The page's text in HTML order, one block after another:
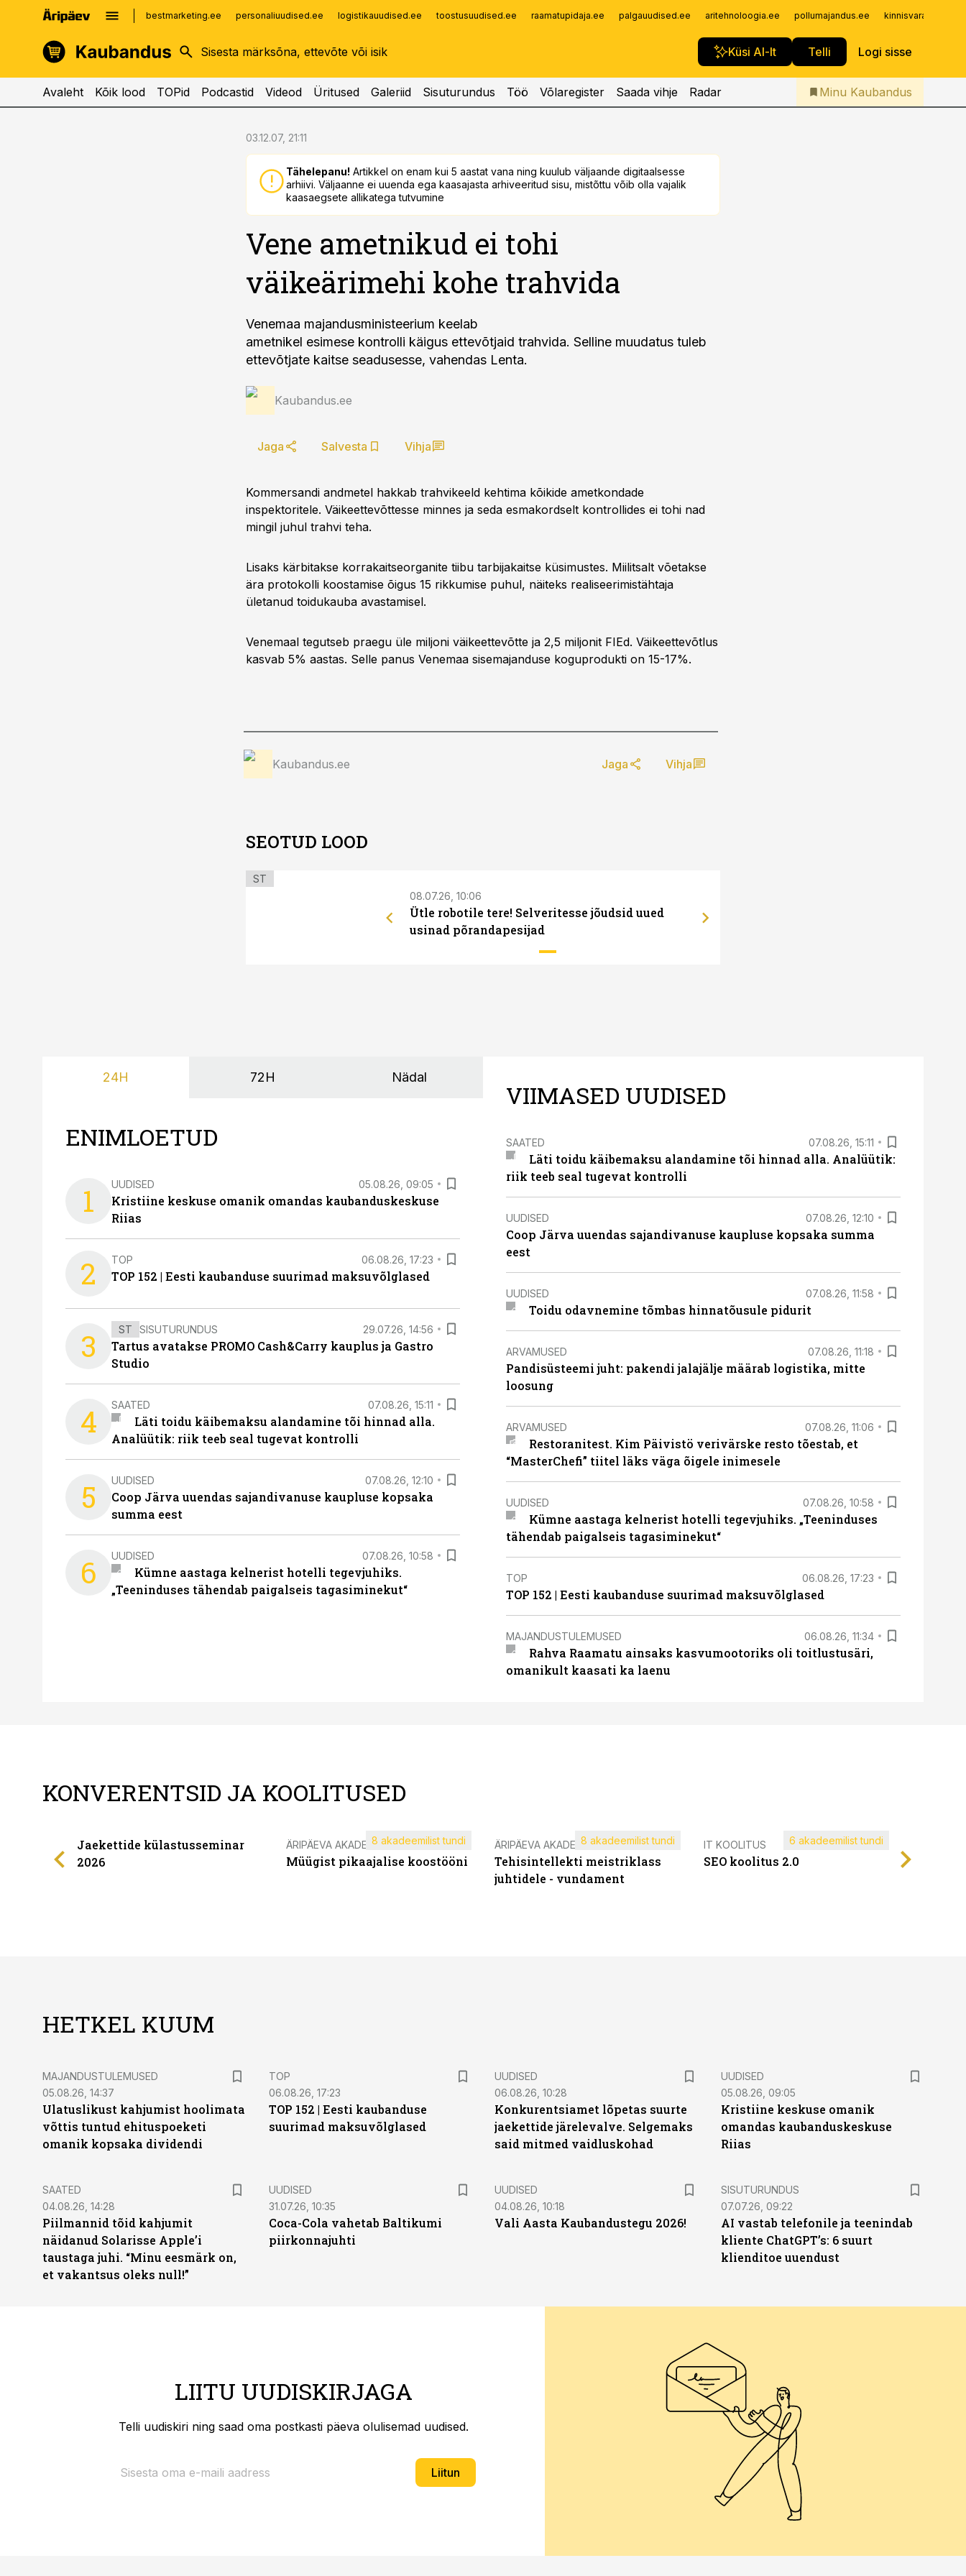
bestmarketing.ee personaliuudised.ee logistikauudised.ee toostusuudised.ee raamatupidaja.ee palgauudised.ee aritehnoloogia.ee pollumajandus.ee
Küsi AI-lt Telli Logi sisse
kinnisvarauudised.ee
logistikauudised.ee
imelineajalugu.ee
Infopank
Iseteenindus
Telli Kaubandus
Avaleht Kõik lood TOPid Podcastid Videod Üritused Galeriid Sisuturundus Töö Võlaregister Saada vihje Radar Minu Kaubandus
03.12.07, 21:11
Tähelepanu! Artikkel on enam kui 5 aastat vana ning kuulub väljaande digitaalsesse
arhiivi. Väljaanne ei uuenda ega kaasajasta arhiveeritud sisu, mistõttu võib olla vajalik
kaasaegsete allikatega tutvumine
Vene ametnikud ei tohi
väikeärimehi kohe trahvida
Venemaa majandusministeerium keelab
ametnikel esimese kontrolli käigus ettevõtjaid trahvida. Selline muudatus tuleb
ettevõtjate kaitse seadusesse, vahendas Lenta.
Kaubandus.ee
Jaga Salvesta Vihja
Kommersandi andmetel hakkab trahvikeeld kehtima kõikide ametkondade
inspektoritele. Väikeettevõttesse minnes ja seda esmakordselt kontrollides ei tohi nad
mingil juhul trahvi teha.
Lisaks kärbitakse korrakaitseorganite tiibu tarbijakaitse küsimustes. Miilitsalt võetakse
ära protokolli koostamise õigus 15 rikkumise puhul, näiteks realiseerimistähtaja
ületanud toidukauba avastamisel.
Venemaal tegutseb praegu üle miljoni väikeettevõtte ja 2,5 miljonit FIEd. Väikeettevõtlus
kasvab 5% aastas. Selle panus Venemaa sisemajanduse koguprodukti on 15-17%.
Kaubandus.ee Jaga Vihja
SEOTUD LOOD
ST
08.07.26, 10:06
Ütle robotile tere! Selveritesse jõudsid uued
usinad põrandapesijad
24H 72H Nädal
ENIMLOETUD
1 UUDISED 05.08.26, 09:05
Kristiine keskuse omanik omandas kaubanduskeskuse
Riias
2 TOP 06.08.26, 17:23
TOP 152 | Eesti kaubanduse suurimad maksuvõlglased
3 ST SISUTURUNDUS 29.07.26, 14:56
Tartus avatakse PROMO Cash&Carry kauplus ja Gastro
Studio
4 SAATED 07.08.26, 15:11
Läti toidu käibemaksu alandamine tõi hinnad alla.
Analüütik: riik teeb seal tugevat kontrolli
5 UUDISED 07.08.26, 12:10
Coop Järva uuendas sajandivanuse kaupluse kopsaka
summa eest
6 UUDISED 07.08.26, 10:58
Kümne aastaga kelnerist hotelli tegevjuhiks.
„Teeninduses tähendab paigalseis tagasiminekut“
VIIMASED UUDISED
SAATED 07.08.26, 15:11
Läti toidu käibemaksu alandamine tõi hinnad alla. Analüütik:
riik teeb seal tugevat kontrolli
UUDISED 07.08.26, 12:10
Coop Järva uuendas sajandivanuse kaupluse kopsaka summa
eest
UUDISED 07.08.26, 11:58
Toidu odavnemine tõmbas hinnatõusule pidurit
ARVAMUSED 07.08.26, 11:18
Pandisüsteemi juht: pakendi jalajälje määrab logistika, mitte
loosung
ARVAMUSED 07.08.26, 11:06
Restoranitest. Kim Päivistö verivärske resto tõestab, et
“MasterChefi” tiitel läks väga õigele inimesele
UUDISED 07.08.26, 10:58
Kümne aastaga kelnerist hotelli tegevjuhiks. „Teeninduses
tähendab paigalseis tagasiminekut“
TOP 06.08.26, 17:23
TOP 152 | Eesti kaubanduse suurimad maksuvõlglased
MAJANDUSTULEMUSED 06.08.26, 11:34
Rahva Raamatu ainsaks kasvumootoriks oli toitlustusäri,
omanikult kaasati ka laenu
KONVERENTSID JA KOOLITUSED
Jaekettide külastusseminar
2026
ÄRIPÄEVA AKADEEMIA
Müügist pikaajalise koostööni
8 akadeemilist tundi ÄRIPÄEVA AKADEEMIA
Tehisintellekti meistriklass
juhtidele - vundament
8 akadeemilist tundi IT KOOLITUS
SEO koolitus 2.0
6 akadeemilist tundi
HETKEL KUUM
MAJANDUSTULEMUSED
05.08.26, 14:37
Ulatuslikust kahjumist hoolimata
võttis tuntud ehituspoeketi
omanik kopsaka dividendi
TOP
06.08.26, 17:23
TOP 152 | Eesti kaubanduse
suurimad maksuvõlglased
UUDISED
06.08.26, 10:28
Konkurentsiamet lõpetas suurte
jaekettide järelevalve. Selgemaks
said mitmed vaidluskohad
UUDISED
05.08.26, 09:05
Kristiine keskuse omanik
omandas kaubanduskeskuse
Riias
SAATED
04.08.26, 14:28
Piilmannid tõid kahjumit
näidanud Solarisse Apple’i
taustaga juhi. “Minu eesmärk on,
et vakantsus oleks null!”
UUDISED
31.07.26, 10:35
Coca-Cola vahetab Baltikumi
piirkonnajuhti
UUDISED
04.08.26, 10:18
Vali Aasta Kaubandustegu 2026!
ST
SISUTURUNDUS
07.07.26, 09:22
AI vastab telefonile ja teenindab
kliente ChatGPT’s: 6 suurt
klienditoe uuendust
LIITU UUDISKIRJAGA
Telli uudiskiri ning saad oma postkasti päeva olulisemad uudised.
Liitun